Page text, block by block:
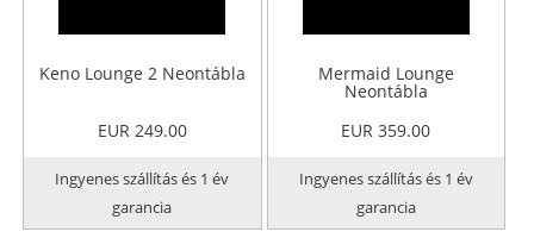
Keno Lounge 2 Neontábla
EUR 249.00
Ingyenes szállítás és 1 év
garancia
Mermaid Lounge
Neontábla
EUR 359.00
Ingyenes szállítás és 1 év
garancia